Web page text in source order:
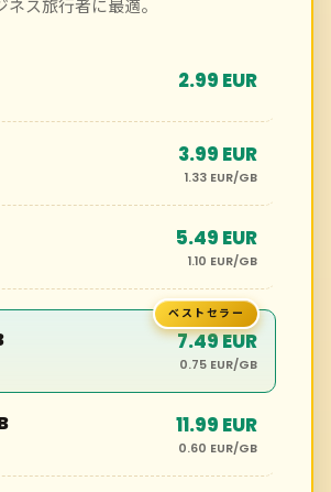
ス旅行者に最適。
2.99 EUR
3.99 EUR
1.33 EUR/GB
5.49 EUR
1.10 EUR/GB
7.49 EUR
0.75 EUR/GB
11.99 EUR
0.60 EUR/GB